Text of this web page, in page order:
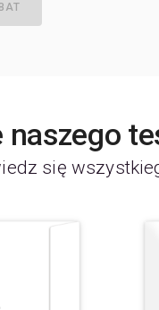
naszego
się